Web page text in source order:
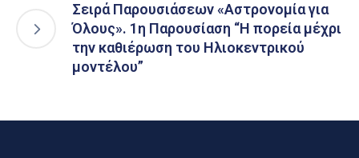
Σειρά Παρουσιάσεων «Αστρονομία για
Όλους». 1η Παρουσίαση “Η πορεία μέχρι
την καθιέρωση του Ηλιοκεντρικού
μοντέλου”